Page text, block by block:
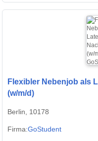
Flexibler Nebenjob als
(w/m/d)
Berlin, 10178
Firma:GoStudent